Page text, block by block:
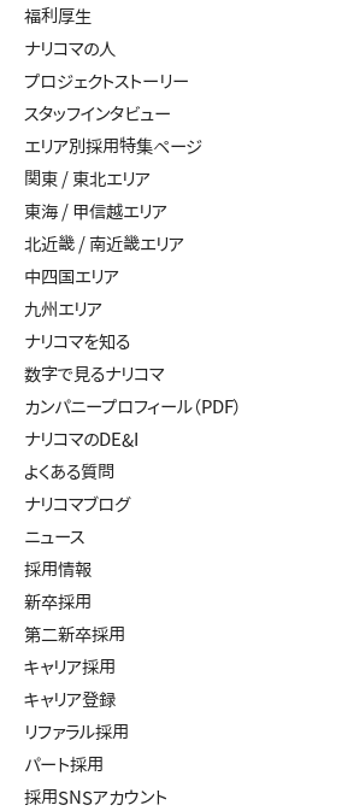
福利厚生
ナリコマの人
プロジェクトストーリー
スタッフインタビュー
エリア別採用特集ページ
関東 / 東北エリア
東海 / 甲信越エリア
北近畿 / 南近畿エリア
中四国エリア
九州エリア
ナリコマを知る
数字で見るナリコマ
カンパニープロフィール（PDF）
ナリコマのDE&I
よくある質問
ナリコマブログ
ニュース
採用情報
新卒採用
第二新卒採用
キャリア採用
キャリア登録
リファラル採用
パート採用
採用SNSアカウント